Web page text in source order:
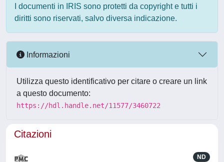
I documenti in IRIS sono protetti da copyright e tutti i
diritti sono riservati, salvo diversa indicazione.
Informazioni
Utilizza questo identificativo per citare o creare un link
a questo documento:
https://hdl.handle.net/11577/3460722
Citazioni
ND